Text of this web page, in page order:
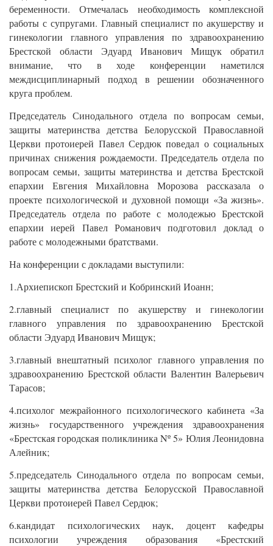
беременности. Отмечалась необходимость комплексной
работы с супругами. Главный специалист по акушерству и
гинекологии главного управления по здравоохранению
Брестской области Эдуард Иванович Мищук обратил
внимание, что в ходе конференции наметился
междисциплинарный подход в решении обозначенного
круга проблем.
Председатель Синодального отдела по вопросам семьи,
защиты материнства детства Белорусской Православной
Церкви протоиерей Павел Сердюк поведал о социальных
причинах снижения рождаемости. Председатель отдела по
вопросам семьи, защиты материнства и детства Брестской
епархии Евгения Михайловна Морозова рассказала о
проекте психологической и духовной помощи «За жизнь».
Председатель отдела по работе с молодежью Брестской
епархии иерей Павел Романович подготовил доклад о
работе с молодежными братствами.
На конференции с докладами выступили:
1.Архиепископ Брестский и Кобринский Иоанн;
2.главный специалист по акушерству и гинекологии
главного управления по здравоохранению Брестской
области Эдуард Иванович Мищук;
3.главный внештатный психолог главного управления по
здравоохранению Брестской области Валентин Валерьевич
Тарасов;
4.психолог межрайонного психологического кабинета «За
жизнь» государственного учреждения здравоохранения
«Брестская городская поликлиника Nº 5» Юлия Леонидовна
Алейник;
5.председатель Синодального отдела по вопросам семьи,
защиты материнства детства Белорусской Православной
Церкви протоиерей Павел Сердюк;
6.кандидат психологических наук, доцент кафедры
психологии учреждения образования «Брестский